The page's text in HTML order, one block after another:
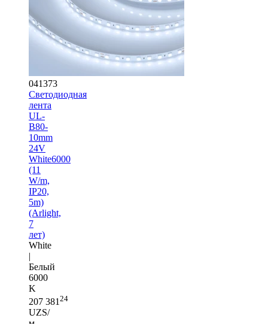
041373
Светодиодная
лента
UL-
B80-
10mm
24V
White6000
(11
W/m,
IP20,
5m)
(Arlight,
7
лет)
White
|
Белый
6000
K
207 381 24
UZS/